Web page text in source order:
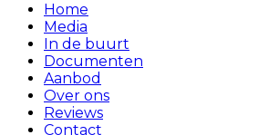
Home
Media
In de buurt
Documenten
Aanbod
Over ons
Reviews
Contact